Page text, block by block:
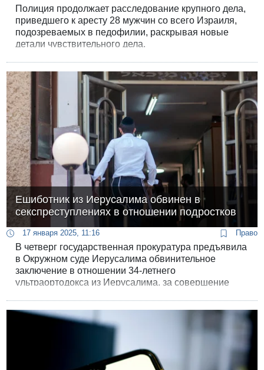
Полиция продолжает расследование крупного дела,
приведшего к аресту 28 мужчин со всего Израиля,
подозреваемых в педофилии, раскрывая новые
детали чувствительного дела.
Ешиботник из Иерусалима обвинен в
секспреступлениях в отношении подростков
17 января 2025, 11:16 Право
В четверг государственная прокуратура предъявила
в Окружном суде Иерусалима обвинительное
заключение в отношении 34-летнего
ультраортодокса из Иерусалима, за совершение